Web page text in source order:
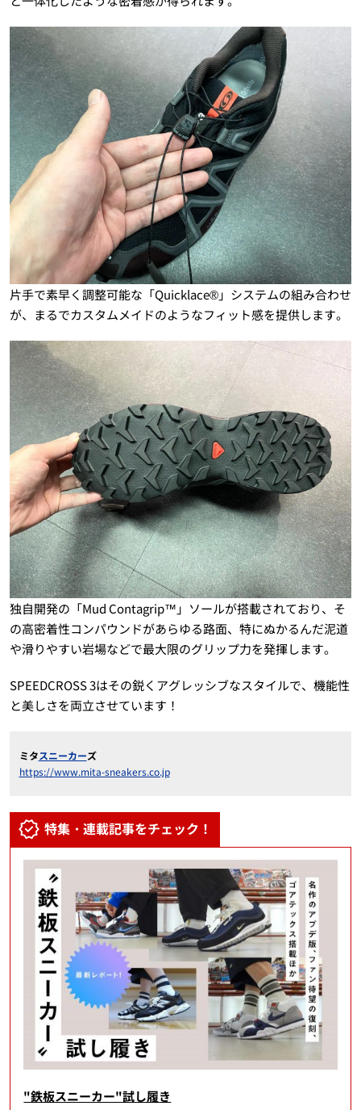
片手で素早く調整可能な「Quicklace®」システムの組み合わせ
が、まるでカスタムメイドのようなフィット感を提供します。
独自開発の「Mud Contagrip™」ソールが搭載されており、そ
の高密着性コンパウンドがあらゆる路面、特にぬかるんだ泥道
や滑りやすい岩場などで最大限のグリップ力を発揮します。
SPEEDCROSS 3はその鋭くアグレッシブなスタイルで、機能性
と美しさを両立させています！
ミタスニーカーズ
https://www.mita-sneakers.co.jp
特集・連載記事をチェック！
"鉄板スニーカー"試し履き